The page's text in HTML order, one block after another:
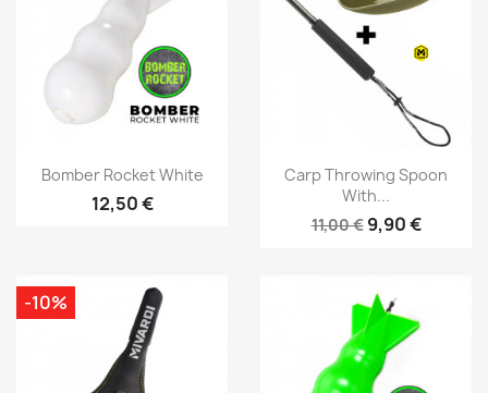
Vorschau
Bomber Rocket White
12,50 €
Vorschau
Carp Throwing Spoon
With...
11,00 € 9,90 €
-10%